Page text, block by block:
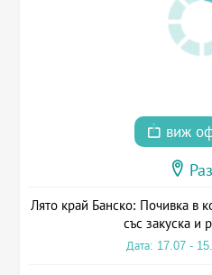
виж
Лято край Банско: Почивка в
със закуска и
Дата: 17.07 -